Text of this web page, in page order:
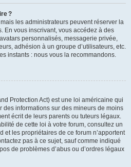
?
les administrateurs peuvent réserver la
En vous inscrivant, vous accédez à des
personnalisés, messagerie privée,
adhésion à un groupe d’utilisateurs, etc.
instants : nous vous la recommandons.
Protection Act) est une loi américaine qui
des informations sur des mineurs de moins
écrit de leurs parents ou tuteurs légaux.
de cette loi à votre forum, consultez un
et les propriétaires de ce forum n’apportent
pas à ce sujet, sauf comme indiqué
de problèmes d’abus ou d’ordres légaux